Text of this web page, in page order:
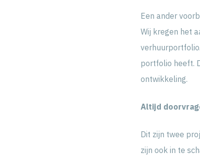
Een ander
Wij kregen het
portfolio heeft.
ontwikkeling.
Altijd
Dit zijn twee
zijn ook in te